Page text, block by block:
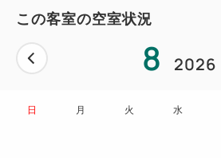
この客室の空室状況
8 2026
日 月 火 水